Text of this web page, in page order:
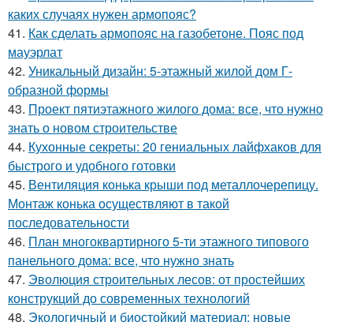
каких случаях нужен армопояс?
41. Как сделать армопояс на газобетоне. Пояс под
мауэрлат
42. Уникальный дизайн: 5-этажный жилой дом Г-
образной формы
43. Проект пятиэтажного жилого дома: все, что нужно
знать о новом строительстве
44. Кухонные секреты: 20 гениальных лайфхаков для
быстрого и удобного готовки
45. Вентиляция конька крыши под металлочерепицу.
Монтаж конька осуществляют в такой
последовательности
46. План многоквартирного 5-ти этажного типового
панельного дома: все, что нужно знать
47. Эволюция строительных лесов: от простейших
конструкций до современных технологий
48. Экологичный и биостойкий материал: новые